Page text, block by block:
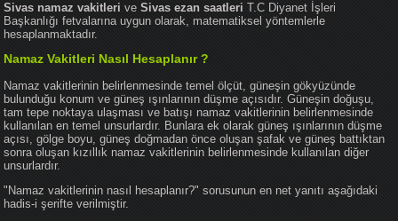
Sivas namaz vakitleri veSivas ezan saatleri T.C Diyanet İşleri
Başkanlığı fetvalarına uygun olarak, matematiksel yöntemlerle
hesaplanmaktadır.
Namaz Vakitleri Nasıl Hesaplanır ?
Namaz vakitlerinin belirlenmesinde temel ölçüt, güneşin gökyüzünde
bulunduğu konum ve güneş ışınlarının düşme açısıdır. Güneşin doğuşu,
tam tepe noktaya ulaşması ve batışı namaz vakitlerinin belirlenmesinde
kullanılan en temel unsurlardır. Bunlara ek olarak güneş ışınlarının düşme
açısı, gölge boyu, güneş doğmadan önce oluşan şafak ve güneş battıktan
sonra oluşan kızıllık namaz vakitlerinin belirlenmesinde kullanılan diğer
unsurlardır.
"Namaz vakitlerinin nasıl hesaplanır?" sorusunun en net yanıtı aşağıdaki
hadis-i şerifte verilmiştir.